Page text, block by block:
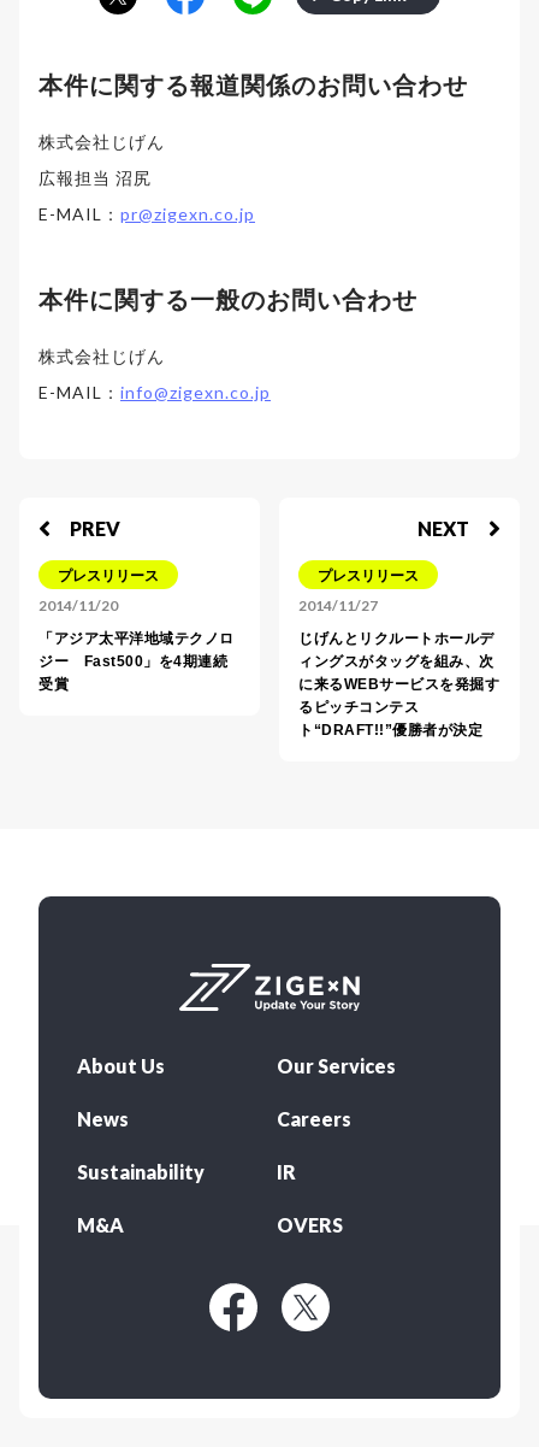
本件に関する報道関係のお問い合わせ
株式会社じげん
広報担当 沼尻
E-MAIL： pr@zigexn.co.jp
本件に関する一般のお問い合わせ
株式会社じげん
E-MAIL： info@zigexn.co.jp
PREV
プレスリリース
2014/11/20
「アジア太平洋地域テクノロ
ジー Fast500」を4期連続
受賞
NEXT
プレスリリース
2014/11/27
じげんとリクルートホールデ
ィングスがタッグを組み、次
に来るWEBサービスを発掘す
るピッチコンテス
ト“DRAFT!!”優勝者が決定
About Us Our Services
News Careers
Sustainability IR
M&A OVERS